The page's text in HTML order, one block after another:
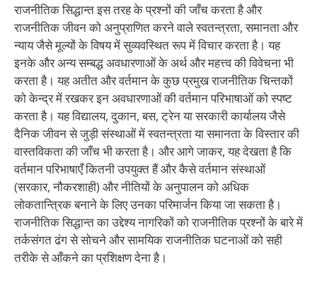
राजनीतिक सिद्धान्त इस तरह के प्रश्नों की जाँच करता है और
राजनीतिक जीवन को अनुप्राणित करने वाले स्वतन्त्रता, समानता और
न्याय जैसे मूल्यों के विषय में सुव्यवस्थित रूप में विचार करता है। यह
इनके और अन्य सम्बद्ध अवधारणाओं के अर्थ और महत्त्व की विवेचना भी
करता है। यह अतीत और वर्तमान के कुछ प्रमुख राजनीतिक चिन्तकों
को केन्द्र में रखकर इन अवधारणाओं की वर्तमान परिभाषाओं को स्पष्ट
करता है। यह विद्यालय, दुकान, बस, ट्रेन या सरकारी कार्यालय जैसे
दैनिक जीवन से जुड़ी संस्थाओं में स्वतन्त्रता या समानता के विस्तार की
वास्तविकता की जाँच भी करता है। और आगे जाकर, यह देखता है कि
वर्तमान परिभाषाएँ कितनी उपयुक्त हैं और कैसे वर्तमान संस्थाओं
(सरकार, नौकरशाही) और नीतियों के अनुपालन को अधिक
लोकतान्त्रिक बनाने के लिए उनका परिमार्जन किया जा सकता है।
राजनीतिक सिद्धान्त का उद्देश्य नागरिकों को राजनीतिक प्रश्नों के बारे में
तर्कसंगत ढंग से सोचने और सामयिक राजनीतिक घटनाओं को सही
तरीके से आँकने का प्रशिक्षण देना है।